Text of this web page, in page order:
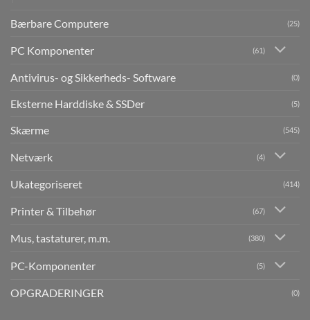
Bærbare Computere (25)
PC Komponenter (61)
Antivirus- og Sikkerheds- Software (0)
Eksterne Harddiske & SSDer (5)
Skærme (545)
Netværk (4)
Ukategoriseret (414)
Printer & Tilbehør (67)
Mus, tastaturer, m.m. (380)
PC-Komponenter (5)
OPGRADERINGER (0)